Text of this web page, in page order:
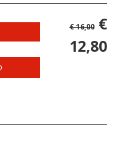
€ 16,00 €
12,80